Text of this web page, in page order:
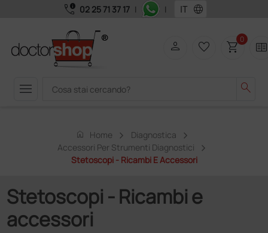
call_quality 02 25 71 37 17 | | language
menu search
person favorite_border shopping_cart0 two_pager
home Home
Diagnostica
Accessori Per Strumenti Diagnostici
Stetoscopi - Ricambi E Accessori
Stetoscopi - Ricambi e
accessori